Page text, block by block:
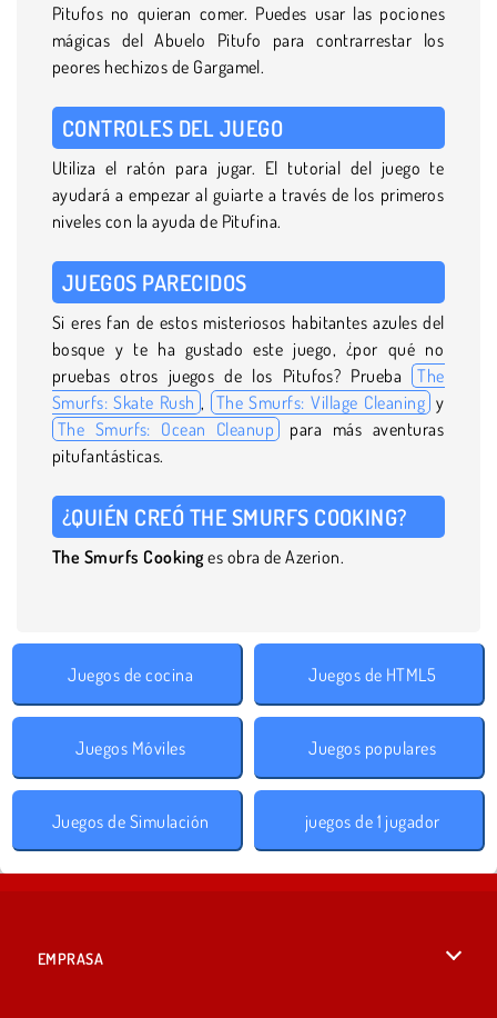
Pitufos no quieran comer. Puedes usar las pociones
mágicas del Abuelo Pitufo para contrarrestar los
peores hechizos de Gargamel.
CONTROLES DEL JUEGO
Utiliza el ratón para jugar. El tutorial del juego te
ayudará a empezar al guiarte a través de los primeros
niveles con la ayuda de Pitufina.
JUEGOS PARECIDOS
Si eres fan de estos misteriosos habitantes azules del
bosque y te ha gustado este juego, ¿por qué no
pruebas otros juegos de los Pitufos? Prueba The
Smurfs: Skate Rush , The Smurfs: Village Cleaning y
The Smurfs: Ocean Cleanup
para más aventuras
pitufantásticas.
¿QUIÉN CREÓ THE SMURFS COOKING?
The Smurfs Cookinges obra de Azerion.
Juegos de cocina Juegos de HTML5
Juegos Móviles Juegos populares
Juegos de Simulación juegos de 1 jugador
EMPRASA